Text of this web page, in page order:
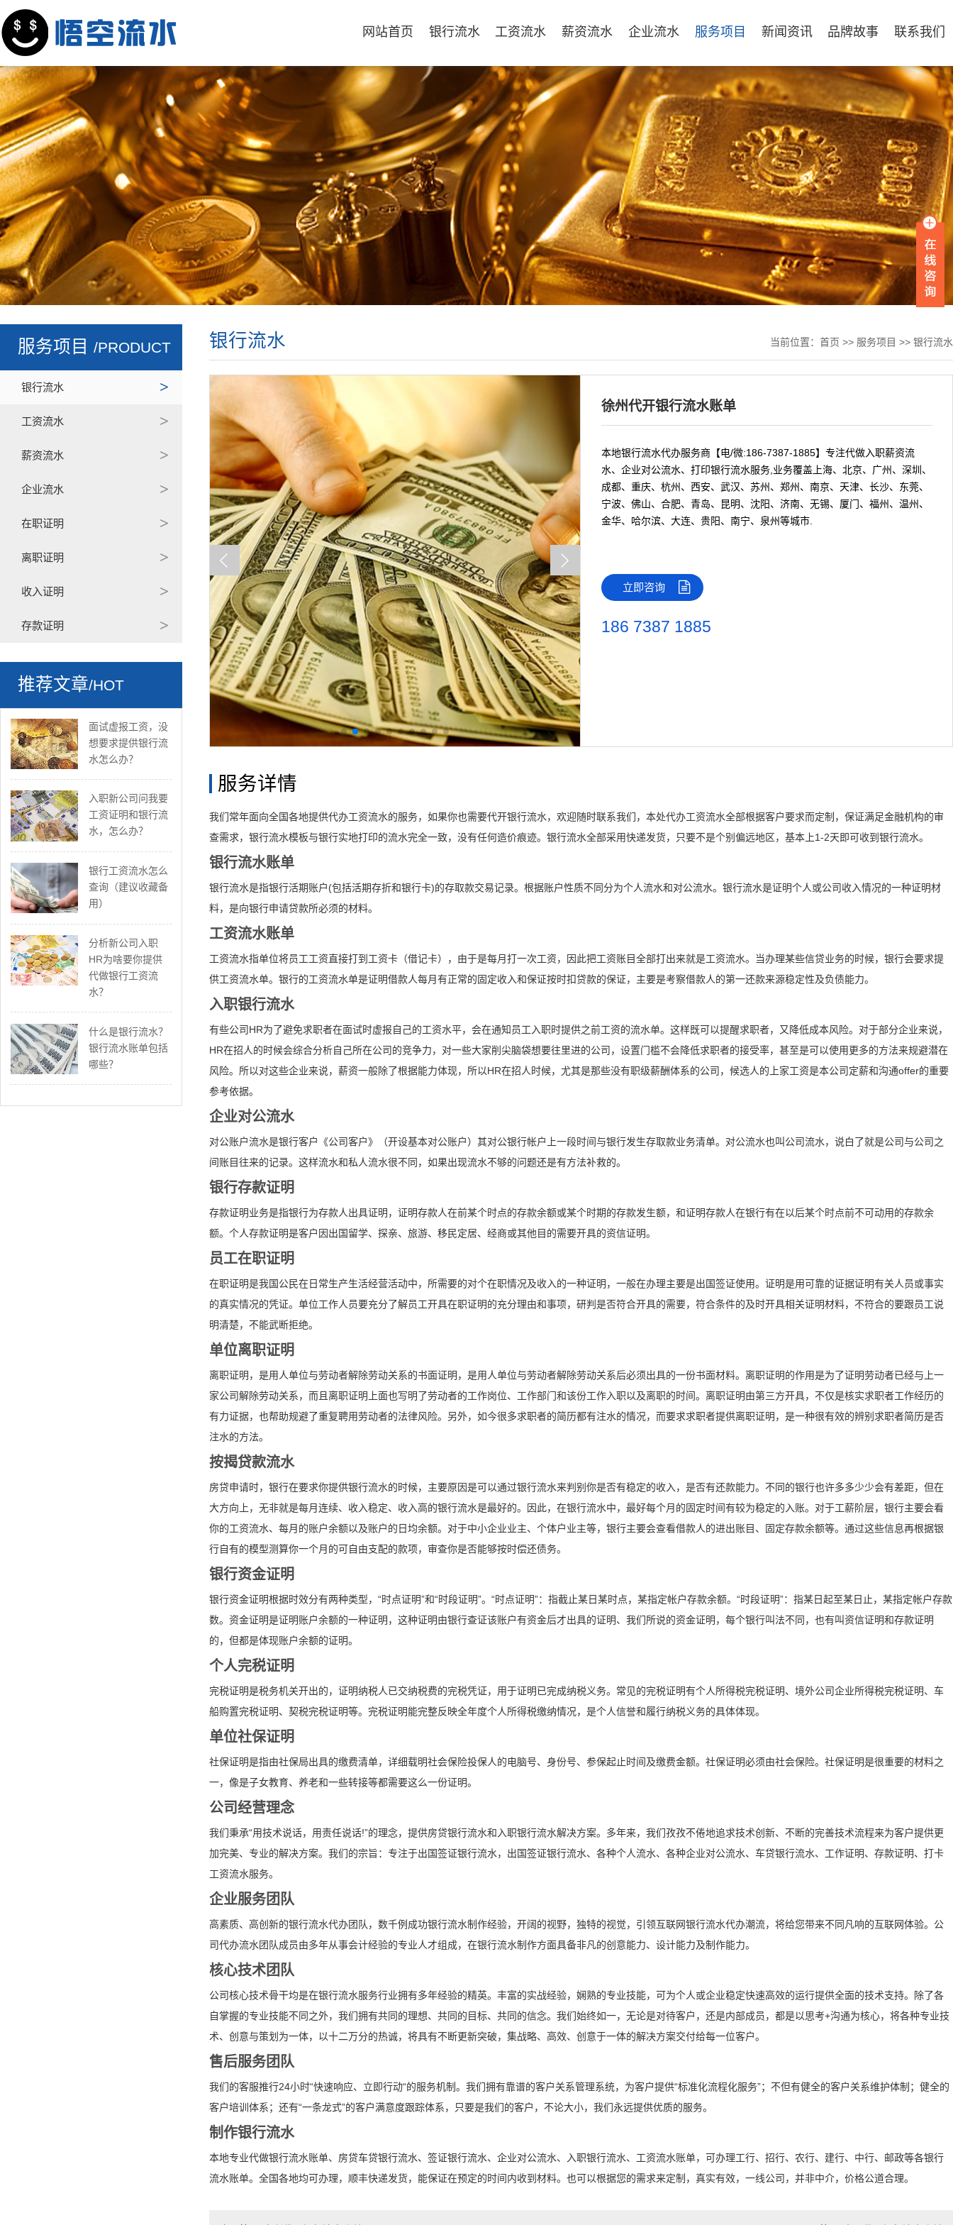
网站首页 银行流水 工资流水 薪资流水 企业流水 服务项目 新闻资讯 品牌故事 联系我们
服务项目 /PRODUCT
银行流水
工资流水
薪资流水
企业流水
在职证明
离职证明
收入证明
存款证明
推荐文章/HOT
面试虚报工资，没
想要求提供银行流
水怎么办？
入职新公司问我要
工资证明和银行流
水，怎么办？
银行工资流水怎么
查询（建议收藏备
用）
分析新公司入职
HR为啥要你提供
代做银行工资流
水？
什么是银行流水？
银行流水账单包括
哪些？
当前位置： 首页 >> 服务项目 >> 银行流水
银行流水
徐州代开银行流水账单
本地银行流水代办服务商【电/微:186-7387-1885】专注代做入职薪资流
水、企业对公流水、打印银行流水服务,业务覆盖上海、北京、广州、深圳、
成都、重庆、杭州、西安、武汉、苏州、郑州、南京、天津、长沙、东莞、
宁波、佛山、合肥、青岛、昆明、沈阳、济南、无锡、厦门、福州、温州、
金华、哈尔滨、大连、贵阳、南宁、泉州等城市.
立即咨询
186 7387 1885
服务详情
我们常年面向全国各地提供代办工资流水的服务，如果你也需要代开银行流水，欢迎随时联系我们，本处代办工资流水全部根据客户要求而定制，保证满足金融机构的审
查需求，银行流水模板与银行实地打印的流水完全一致，没有任何造价痕迹。银行流水全部采用快递发货，只要不是个别偏远地区，基本上1-2天即可收到银行流水。
银行流水账单
银行流水是指银行活期账户(包括活期存折和银行卡)的存取款交易记录。根据账户性质不同分为个人流水和对公流水。银行流水是证明个人或公司收入情况的一种证明材
料，是向银行申请贷款所必须的材料。
工资流水账单
工资流水指单位将员工工资直接打到工资卡（借记卡），由于是每月打一次工资，因此把工资账目全部打出来就是工资流水。当办理某些信贷业务的时候，银行会要求提
供工资流水单。银行的工资流水单是证明借款人每月有正常的固定收入和保证按时扣贷款的保证，主要是考察借款人的第一还款来源稳定性及负债能力。
入职银行流水
有些公司HR为了避免求职者在面试时虚报自己的工资水平，会在通知员工入职时提供之前工资的流水单。这样既可以提醒求职者，又降低成本风险。对于部分企业来说，
HR在招人的时候会综合分析自己所在公司的竞争力，对一些大家削尖脑袋想要往里进的公司，设置门槛不会降低求职者的接受率，甚至是可以使用更多的方法来规避潜在
风险。所以对这些企业来说，薪资一般除了根据能力体现，所以HR在招人时候，尤其是那些没有职级薪酬体系的公司，候选人的上家工资是本公司定薪和沟通offer的重要
参考依据。
企业对公流水
对公账户流水是银行客户《公司客户》（开设基本对公账户）其对公银行帐户上一段时间与银行发生存取款业务清单。对公流水也叫公司流水，说白了就是公司与公司之
间账目往来的记录。这样流水和私人流水很不同，如果出现流水不够的问题还是有方法补救的。
银行存款证明
存款证明业务是指银行为存款人出具证明，证明存款人在前某个时点的存款余额或某个时期的存款发生额，和证明存款人在银行有在以后某个时点前不可动用的存款余
额。个人存款证明是客户因出国留学、探亲、旅游、移民定居、经商或其他目的需要开具的资信证明。
员工在职证明
在职证明是我国公民在日常生产生活经营活动中，所需要的对个在职情况及收入的一种证明，一般在办理主要是出国签证使用。证明是用可靠的证据证明有关人员或事实
的真实情况的凭证。单位工作人员要充分了解员工开具在职证明的充分理由和事项，研判是否符合开具的需要，符合条件的及时开具相关证明材料，不符合的要跟员工说
明清楚，不能武断拒绝。
单位离职证明
离职证明，是用人单位与劳动者解除劳动关系的书面证明，是用人单位与劳动者解除劳动关系后必须出具的一份书面材料。离职证明的作用是为了证明劳动者已经与上一
家公司解除劳动关系，而且离职证明上面也写明了劳动者的工作岗位、工作部门和该份工作入职以及离职的时间。离职证明由第三方开具，不仅是核实求职者工作经历的
有力证据，也帮助规避了重复聘用劳动者的法律风险。另外，如今很多求职者的简历都有注水的情况，而要求求职者提供离职证明，是一种很有效的辨别求职者简历是否
注水的方法。
按揭贷款流水
房贷申请时，银行在要求你提供银行流水的时候，主要原因是可以通过银行流水来判别你是否有稳定的收入，是否有还款能力。不同的银行也许多多少少会有差距，但在
大方向上，无非就是每月连续、收入稳定、收入高的银行流水是最好的。因此，在银行流水中，最好每个月的固定时间有较为稳定的入账。对于工薪阶层，银行主要会看
你的工资流水、每月的账户余额以及账户的日均余额。对于中小企业业主、个体户业主等，银行主要会查看借款人的进出账目、固定存款余额等。通过这些信息再根据银
行自有的模型测算你一个月的可自由支配的款项，审查你是否能够按时偿还债务。
银行资金证明
银行资金证明根据时效分有两种类型，“时点证明”和“时段证明”。“时点证明”：指截止某日某时点，某指定帐户存款余额。“时段证明”：指某日起至某日止，某指定帐户存款
数。资金证明是证明账户余额的一种证明，这种证明由银行查证该账户有资金后才出具的证明、我们所说的资金证明，每个银行叫法不同，也有叫资信证明和存款证明
的，但都是体现账户余额的证明。
个人完税证明
完税证明是税务机关开出的，证明纳税人已交纳税费的完税凭证，用于证明已完成纳税义务。常见的完税证明有个人所得税完税证明、境外公司企业所得税完税证明、车
船购置完税证明、契税完税证明等。完税证明能完整反映全年度个人所得税缴纳情况，是个人信誉和履行纳税义务的具体体现。
单位社保证明
社保证明是指由社保局出具的缴费清单，详细载明社会保险投保人的电脑号、身份号、参保起止时间及缴费金额。社保证明必须由社会保险。社保证明是很重要的材料之
一，像是子女教育、养老和一些转接等都需要这么一份证明。
公司经营理念
我们秉承“用技术说话，用责任说话!”的理念，提供房贷银行流水和入职银行流水解决方案。多年来，我们孜孜不倦地追求技术创新、不断的完善技术流程来为客户提供更
加完美、专业的解决方案。我们的宗旨：专注于出国签证银行流水，出国签证银行流水、各种个人流水、各种企业对公流水、车贷银行流水、工作证明、存款证明、打卡
工资流水服务。
企业服务团队
高素质、高创新的银行流水代办团队，数千例成功银行流水制作经验，开阔的视野，独特的视觉，引领互联网银行流水代办潮流，将给您带来不同凡响的互联网体验。公
司代办流水团队成员由多年从事会计经验的专业人才组成，在银行流水制作方面具备非凡的创意能力、设计能力及制作能力。
核心技术团队
公司核心技术骨干均是在银行流水服务行业拥有多年经验的精英。丰富的实战经验，娴熟的专业技能，可为个人或企业稳定快速高效的运行提供全面的技术支持。除了各
自掌握的专业技能不同之外，我们拥有共同的理想、共同的目标、共同的信念。我们始终如一，无论是对待客户，还是内部成员，都是以思考+沟通为核心，将各种专业技
术、创意与策划为一体，以十二万分的热诚，将具有不断更新突破，集战略、高效、创意于一体的解决方案交付给每一位客户。
售后服务团队
我们的客服推行24小时“快速响应、立即行动“的服务机制。我们拥有靠谱的客户关系管理系统，为客户提供“标准化流程化服务”；不但有健全的客户关系维护体制；健全的
客户培训体系；还有“一条龙式”的客户满意度跟踪体系，只要是我们的客户，不论大小，我们永远提供优质的服务。
制作银行流水
本地专业代做银行流水账单、房贷车贷银行流水、签证银行流水、企业对公流水、入职银行流水、工资流水账单，可办理工行、招行、农行、建行、中行、邮政等各银行
流水账单。全国各地均可办理，顺丰快递发货，能保证在预定的时间内收到材料。也可以根据您的需求来定制，真实有效，一线公司，并非中介，价格公道合理。